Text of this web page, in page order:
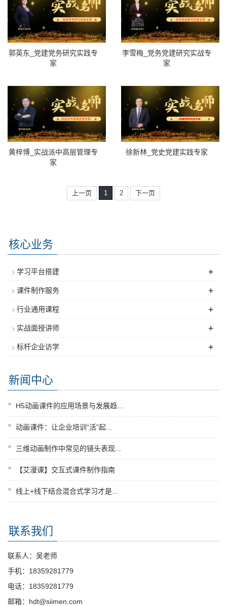
郭英东_党建党务研究实践专
家
李雪梅_党务党建研究实战专
家
黄梓博_实战派中高层管理专
家
徐新林_党史党建实践专家
上一页 1 2 下一页
核心业务
学习平台搭建 +
课件制作服务 +
行业通用课程 +
实战面授讲师 +
标杆企业访学 +
新闻中心
H5动画课件的应用场景与发展趋...
动画课件：让企业培训“活”起...
三维动画制作中常见的镜头表现...
【艾漫课】交互式课件制作指南
线上+线下结合混合式学习才是...
联系我们
联系人：吴老师
手机：18359281779
电话：18359281779
邮箱：hdt@siimen.com